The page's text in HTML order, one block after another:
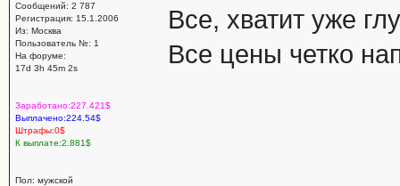
Сообщений: 2 787
Регистрация: 15.1.2006
Из: Москва
Пользователь №: 1
На форуме:
17d 3h 45m 2s
Заработано:227.421$
Выплачено:224.54$
Штрафы:0$
К выплате:2.881$
Пол: мужской
Все, хватит уже
Все цены четко